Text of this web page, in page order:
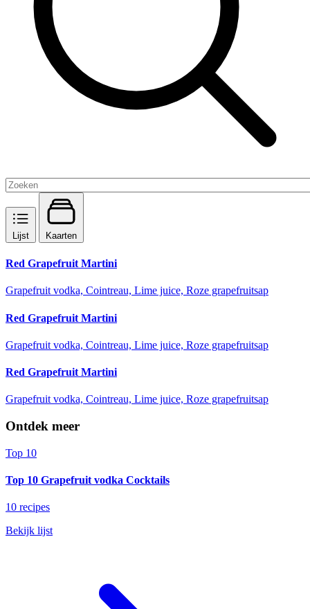
Lijst Kaarten
Red Grapefruit Martini
Grapefruit vodka, Cointreau, Lime juice, Roze grapefruitsap
Red Grapefruit Martini
Grapefruit vodka, Cointreau, Lime juice, Roze grapefruitsap
Red Grapefruit Martini
Grapefruit vodka, Cointreau, Lime juice, Roze grapefruitsap
Ontdek meer
Top 10
Top 10 Grapefruit vodka Cocktails
10 recipes
Bekijk lijst